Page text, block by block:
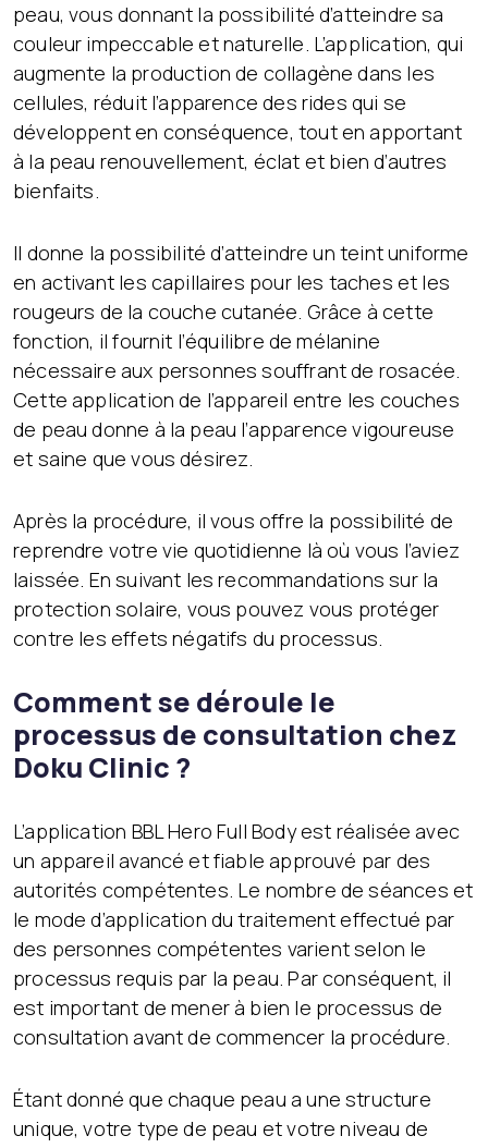
peau, vous donnant la possibilité d’atteindre sa
couleur impeccable et naturelle. L’application, qui
augmente la production de collagène dans les
cellules, réduit l’apparence des rides qui se
développent en conséquence, tout en apportant
à la peau renouvellement, éclat et bien d’autres
bienfaits.
Il donne la possibilité d’atteindre un teint uniforme
en activant les capillaires pour les taches et les
rougeurs de la couche cutanée. Grâce à cette
fonction, il fournit l’équilibre de mélanine
nécessaire aux personnes souffrant de rosacée.
Cette application de l’appareil entre les couches
de peau donne à la peau l’apparence vigoureuse
et saine que vous désirez.
Après la procédure, il vous offre la possibilité de
reprendre votre vie quotidienne là où vous l’aviez
laissée. En suivant les recommandations sur la
protection solaire, vous pouvez vous protéger
contre les effets négatifs du processus.
Comment se déroule le
processus de consultation chez
Doku Clinic ?
L’application BBL Hero Full Body est réalisée avec
un appareil avancé et fiable approuvé par des
autorités compétentes. Le nombre de séances et
le mode d’application du traitement effectué par
des personnes compétentes varient selon le
processus requis par la peau. Par conséquent, il
est important de mener à bien le processus de
consultation avant de commencer la procédure.
Étant donné que chaque peau a une structure
unique, votre type de peau et votre niveau de